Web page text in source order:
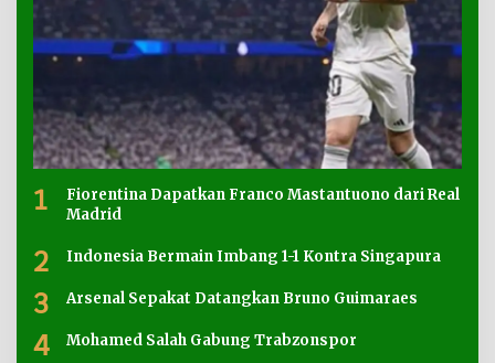
1
Fiorentina Dapatkan Franco Mastantuono dari Real
Madrid
2 Indonesia Bermain Imbang 1-1 Kontra Singapura
3 Arsenal Sepakat Datangkan Bruno Guimaraes
4 Mohamed Salah Gabung Trabzonspor